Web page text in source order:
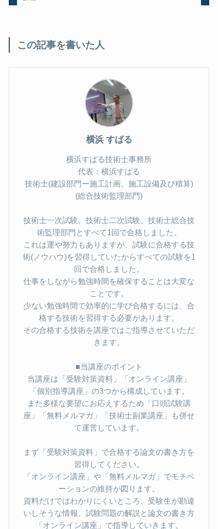
この記事を書いた人
横浜 すばる
横浜すばる技術士事務所
代表：横浜すばる
技術士(建設部門ー施工計画、施工設備及び積算)
(総合技術監理部門)
技術士一次試験、技術士二次試験、技術士総合技
術監理部門とすべて1回で合格しました。
これは運や努力もありますが、試験に合格する技
術(ノウハウ)を習得していたからすべての試験を1
回で合格しました。
仕事をしながら勉強時間を確保することは大変な
ことです。
少ない勉強時間で効率的に学び合格するには、合
格する技術を習得する必要があります。
その合格する技術を講座ではご指導させていただ
きます。
■当講座のポイント
当講座は「受験対策資料」「オンライン講座」
「個別指導講座」の3つから構成しています。
また多様な要望にお応えするため「口頭試験講
座」「無料メルマガ」「技術士副業講座」も併せ
て運営しています。
まず「受験対策資料」で合格する論文の書き方を
習得してください。
「オンライン講座」や「無料メルマガ」でモチベ
ーションの維持が図ります。
資料だけではわかりにくいところ、受験生が勘違
いしそうな情報、試験問題の解説と論文の書き方
「オンライン講座」で指導していきます。